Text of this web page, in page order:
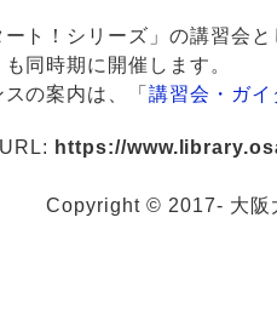
ート！シリーズ」の講習会
も同時期に開催します。
の案内は、「講習会・ガイ
URL: https://
Copyright © 2017- 大阪